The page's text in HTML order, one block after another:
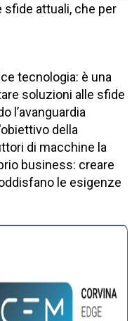
attuali, che per
tecnologia: è una
soluzioni alle sfide
l’avanguardia
della
di macchine la
business: creare
le esigenze